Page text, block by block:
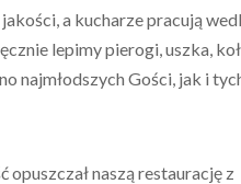
a kucharze pracują
lepimy pierogi, uszka,
najmłodszych Gości, jak i
naszą restaurację z